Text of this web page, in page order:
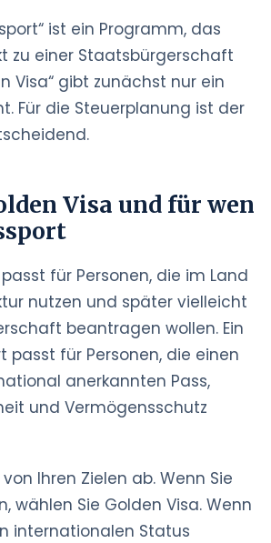
ist ein Programm, das
zu einer Staatsbürgerschaft
Visa“ gibt zunächst nur ein
Für die Steuerplanung ist der
Visa und für wen
für Personen, die im Land
nutzen und später vielleicht
beantragen wollen. Ein
passt für Personen, die einen
anerkannten Pass,
und Vermögensschutz
Ihren Zielen ab. Wenn Sie
wählen Sie Golden Visa. Wenn
internationalen Status